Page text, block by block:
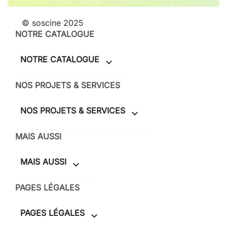
© soscine 2025
NOTRE CATALOGUE
NOTRE CATALOGUE 
NOS PROJETS & SERVICES
NOS PROJETS & SERVICES 
MAIS AUSSI
MAIS AUSSI 
PAGES LÉGALES
PAGES LÉGALES 